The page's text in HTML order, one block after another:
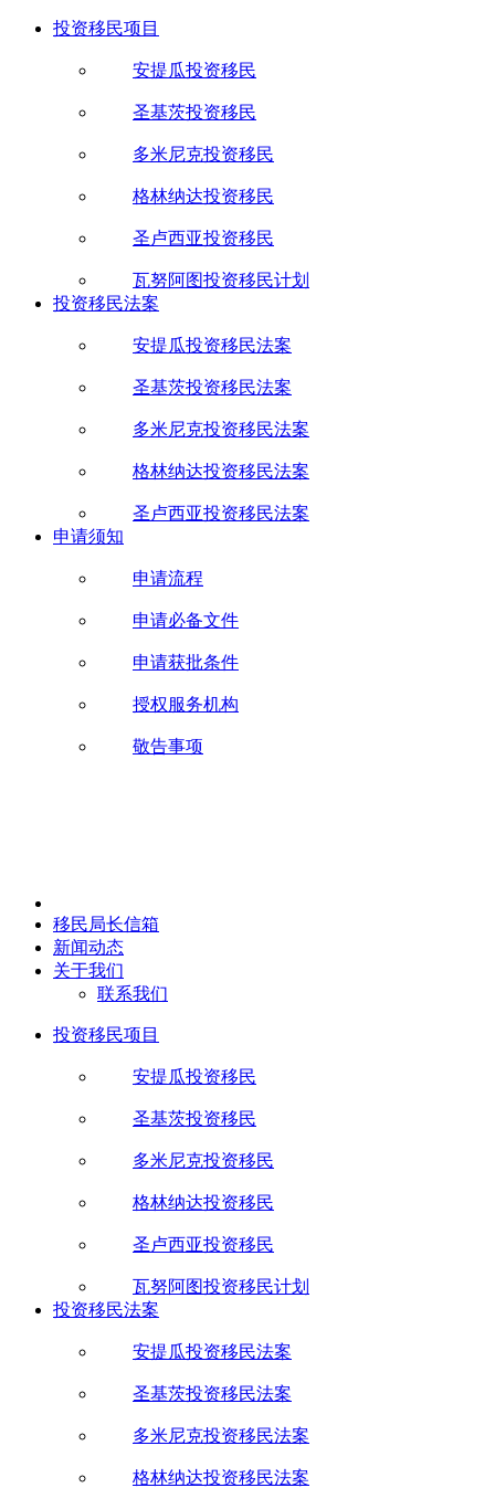
投资移民项目
安提瓜投资移民
圣基茨投资移民
多米尼克投资移民
格林纳达投资移民
圣卢西亚投资移民
瓦努阿图投资移民计划
投资移民法案
安提瓜投资移民法案
圣基茨投资移民法案
多米尼克投资移民法案
格林纳达投资移民法案
圣卢西亚投资移民法案
申请须知
申请流程
申请必备文件
申请获批条件
授权服务机构
敬告事项
移民局长信箱
新闻动态
关于我们
联系我们
投资移民项目
安提瓜投资移民
圣基茨投资移民
多米尼克投资移民
格林纳达投资移民
圣卢西亚投资移民
瓦努阿图投资移民计划
投资移民法案
安提瓜投资移民法案
圣基茨投资移民法案
多米尼克投资移民法案
格林纳达投资移民法案